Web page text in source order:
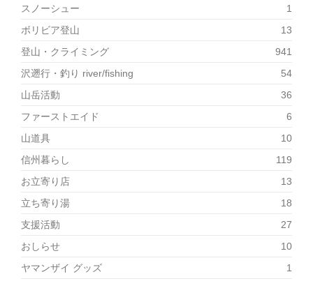
スノーシュー
1
ボリビア登山
13
登山・クライミング
941
沢遡行・釣り river/fishing
54
山岳活動
36
ファーストエイド
6
山道具
10
信州暮らし
119
お立寄り店
13
立ち寄り湯
18
支援活動
27
おしらせ
10
ヤマンザイ グッズ
1